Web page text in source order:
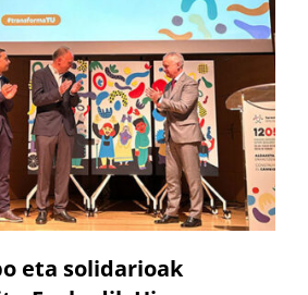
eta solidarioak